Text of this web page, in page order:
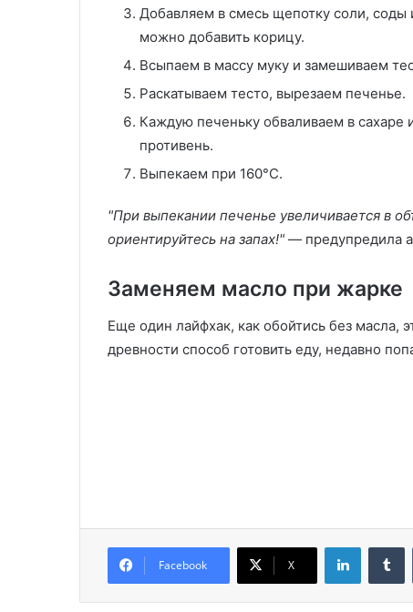
Добавляем в смесь щепотку соли,
можно добавить корицу.
Всыпаем в массу муку и замешиваем
Раскатываем тесто, вырезаем печенье.
Каждую печеньку обваливаем в
противень.
Выпекаем при 160°С.
"При выпекании печенье увеличивается в
ориентируйтесь на запах!" — предупредила
Заменяем масло при жарке
Еще один лайфхак, как обойтись без масла,
древности способ готовить еду, недавно
Facebook X
LinkedIn